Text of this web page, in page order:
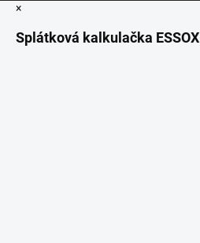
×
Splátková kalkulačka ESSOX